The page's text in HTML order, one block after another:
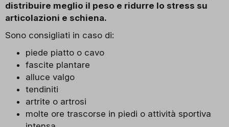
distribuire meglio il peso e ridurre lo stress su
articolazioni e schiena.
Sono consigliati in caso di:
piede piatto o cavo
fascite plantare
alluce valgo
tendiniti
artrite o artrosi
molte ore trascorse in piedi o attività sportiva